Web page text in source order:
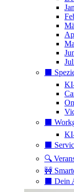
⬛️
⬛️
⬛️
🔍
🚧
⬛️ Dein